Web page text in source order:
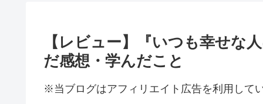
【レビュー】『いつも幸せな
だ感想・学んだこと
※当ブログはアフィリエイト広告を利用して